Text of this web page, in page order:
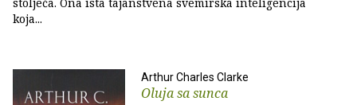
koja...
Arthur Charles Clarke
Oluja sa sunca